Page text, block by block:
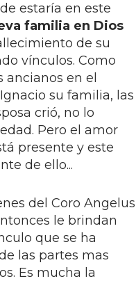
estaría en este
familia en Dios
de su
vínculos. Como
en el
su familia, las
crió, no lo
Pero el amor
presente y este
de ello...
del Coro Angelus
le brindan
que se ha
las partes mas
Es mucha la